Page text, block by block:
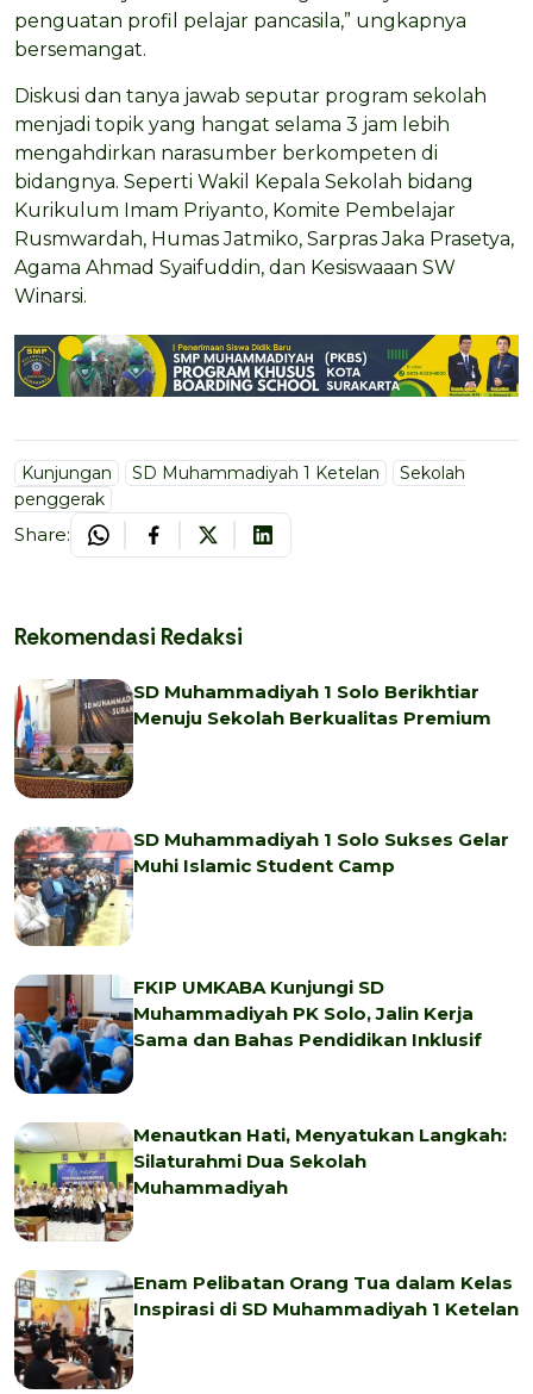
penguatan profil pelajar pancasila,” ungkapnya
bersemangat.
Diskusi dan tanya jawab seputar program sekolah
menjadi topik yang hangat selama 3 jam lebih
mengahdirkan narasumber berkompeten di
bidangnya. Seperti Wakil Kepala Sekolah bidang
Kurikulum Imam Priyanto, Komite Pembelajar
Rusmwardah, Humas Jatmiko, Sarpras Jaka Prasetya,
Agama Ahmad Syaifuddin, dan Kesiswaaan SW
Winarsi.
Kunjungan SD Muhammadiyah 1 Ketelan
Sekolah
penggerak
Share:
Rekomendasi Redaksi
SD Muhammadiyah 1 Solo Berikhtiar
Menuju Sekolah Berkualitas Premium
SD Muhammadiyah 1 Solo Sukses Gelar
Muhi Islamic Student Camp
FKIP UMKABA Kunjungi SD
Muhammadiyah PK Solo, Jalin Kerja
Sama dan Bahas Pendidikan Inklusif
Menautkan Hati, Menyatukan Langkah:
Silaturahmi Dua Sekolah
Muhammadiyah
Enam Pelibatan Orang Tua dalam Kelas
Inspirasi di SD Muhammadiyah 1 Ketelan